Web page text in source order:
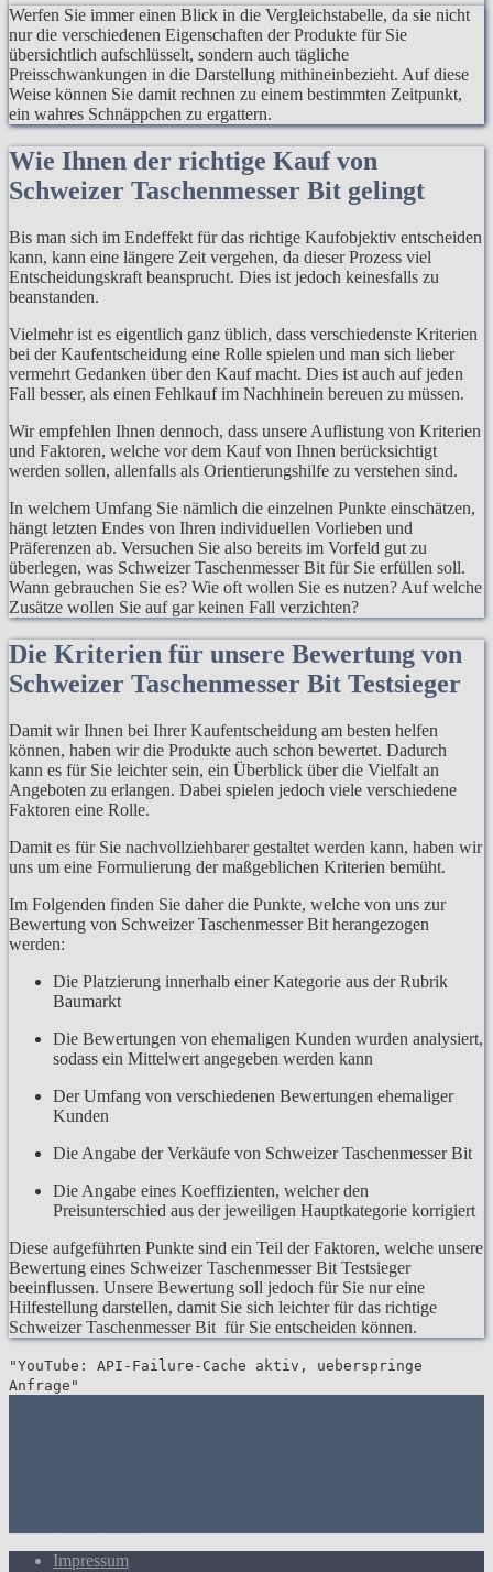
Werfen Sie immer einen Blick in die Vergleichstabelle, da sie nicht
nur die verschiedenen Eigenschaften der Produkte für Sie
übersichtlich aufschlüsselt, sondern auch tägliche
Preisschwankungen in die Darstellung mithineinbezieht. Auf diese
Weise können Sie damit rechnen zu einem bestimmten Zeitpunkt,
ein wahres Schnäppchen zu ergattern.
Wie Ihnen der richtige Kauf von
Schweizer Taschenmesser Bit gelingt
Bis man sich im Endeffekt für das richtige Kaufobjektiv entscheiden
kann, kann eine längere Zeit vergehen, da dieser Prozess viel
Entscheidungskraft beansprucht. Dies ist jedoch keinesfalls zu
beanstanden.
Vielmehr ist es eigentlich ganz üblich, dass verschiedenste Kriterien
bei der Kaufentscheidung eine Rolle spielen und man sich lieber
vermehrt Gedanken über den Kauf macht. Dies ist auch auf jeden
Fall besser, als einen Fehlkauf im Nachhinein bereuen zu müssen.
Wir empfehlen Ihnen dennoch, dass unsere Auflistung von Kriterien
und Faktoren, welche vor dem Kauf von Ihnen berücksichtigt
werden sollen, allenfalls als Orientierungshilfe zu verstehen sind.
In welchem Umfang Sie nämlich die einzelnen Punkte einschätzen,
hängt letzten Endes von Ihren individuellen Vorlieben und
Präferenzen ab. Versuchen Sie also bereits im Vorfeld gut zu
überlegen, was Schweizer Taschenmesser Bit für Sie erfüllen soll.
Wann gebrauchen Sie es? Wie oft wollen Sie es nutzen? Auf welche
Zusätze wollen Sie auf gar keinen Fall verzichten?
Die Kriterien für unsere Bewertung von
Schweizer Taschenmesser Bit Testsieger
Damit wir Ihnen bei Ihrer Kaufentscheidung am besten helfen
können, haben wir die Produkte auch schon bewertet. Dadurch
kann es für Sie leichter sein, ein Überblick über die Vielfalt an
Angeboten zu erlangen. Dabei spielen jedoch viele verschiedene
Faktoren eine Rolle.
Damit es für Sie nachvollziehbarer gestaltet werden kann, haben wir
uns um eine Formulierung der maßgeblichen Kriterien bemüht.
Im Folgenden finden Sie daher die Punkte, welche von uns zur
Bewertung von Schweizer Taschenmesser Bit herangezogen
werden:
Die Platzierung innerhalb einer Kategorie aus der Rubrik
Baumarkt
Die Bewertungen von ehemaligen Kunden wurden analysiert,
sodass ein Mittelwert angegeben werden kann
Der Umfang von verschiedenen Bewertungen ehemaliger
Kunden
Die Angabe der Verkäufe von Schweizer Taschenmesser Bit
Die Angabe eines Koeffizienten, welcher den
Preisunterschied aus der jeweiligen Hauptkategorie korrigiert
Diese aufgeführten Punkte sind ein Teil der Faktoren, welche unsere
Bewertung eines Schweizer Taschenmesser Bit Testsieger
beeinflussen. Unsere Bewertung soll jedoch für Sie nur eine
Hilfestellung darstellen, damit Sie sich leichter für das richtige
Schweizer Taschenmesser Bit für Sie entscheiden können.
"YouTube: API-Failure-Cache aktiv, ueberspringe
Anfrage"
Impressum